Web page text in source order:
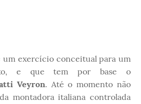
exercício conceitual para um
e que tem por base o
Veyron. Até o momento não
montadora italiana controlada